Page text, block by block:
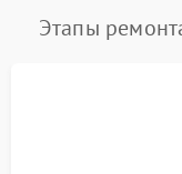
Замена платы
Этапы